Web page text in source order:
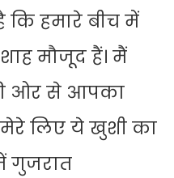
कि हमारे बीच में
मौजूद हैं। मैं
ओर से आपका
लिए ये खुशी का
गुजरात